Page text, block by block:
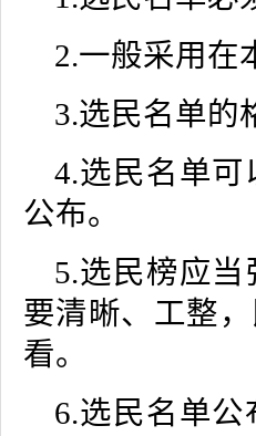
2.一般采用在
3.选民名单的
4.选民名单
公布。
5.选民榜应
要清晰、工整
看。
6.选民名单